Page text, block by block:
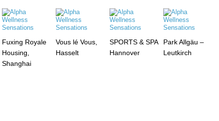
Fuxing Royale
Housing,
Shanghai
Vous lé Vous,
Hasselt
SPORTS & SPA
Hannover
Park Allgäu –
Leutkirch